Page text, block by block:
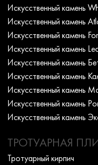
Искусcтвенный камень
Искусcтвенный камень
Искусcтвенный камень
Искусcтвенный камень
Искусcтвенный камень
Искусcтвенный камень
Искусcтвенный камень
Искусcтвенный камень
Искусcтвенный камень
ТРОТУАРНАЯ
Тротуарный кирпич